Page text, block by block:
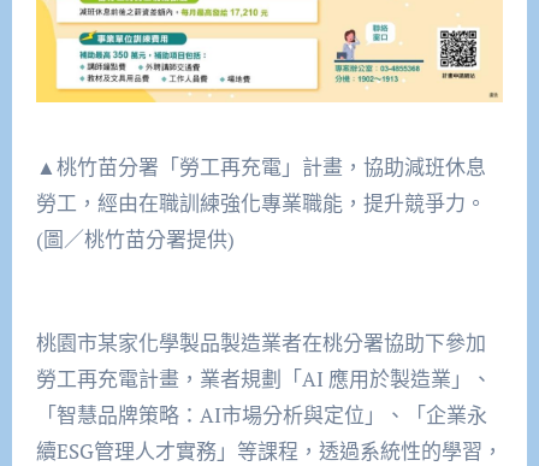
▲桃竹苗分署「勞工再充電」計畫，協助減班休息
勞工，經由在職訓練強化專業職能，提升競爭力。
(圖／桃竹苗分署提供)
桃園市某家化學製品製造業者在桃分署協助下參加
勞工再充電計畫，業者規劃「AI 應用於製造業」、
「智慧品牌策略：AI市場分析與定位」、「企業永
續ESG管理人才實務」等課程，透過系統性的學習，